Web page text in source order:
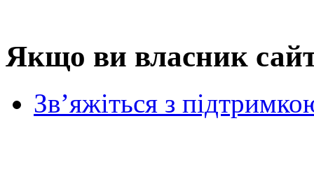
Якщо ви власник
Зв’яжіться з